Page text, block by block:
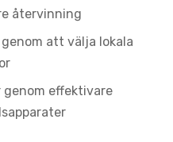
återvinning
att välja lokala
genom effektivare